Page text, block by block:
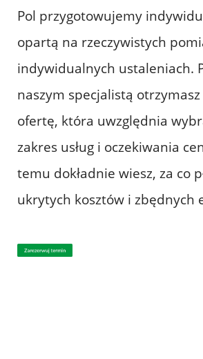
Pol przygotowujemy
opartą na rzeczywistych
indywidualnych ustaleniach.
naszym specjalistą otrzymasz
ofertę, która uwzględnia
zakres usług i oczekiwania
temu dokładnie wiesz, za co
ukrytych kosztów i zbędnych